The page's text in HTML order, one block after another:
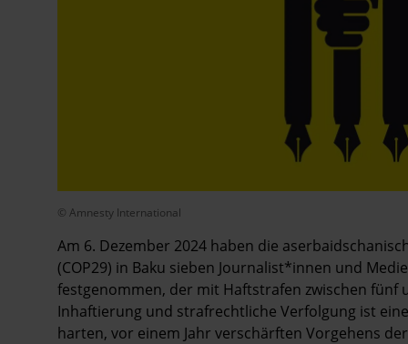
© Amnesty International
Am 6. Dezember 2024 haben die
(COP29) in Baku sieben Journalist*innen und
festgenommen, der mit Haftstrafen zwischen fünf
Inhaftierung und strafrechtliche Verfolgung ist
harten, vor einem Jahr verschärften Vorgehens